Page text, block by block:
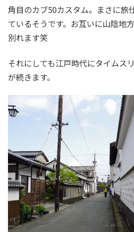
角目のカブ50カスタム。まさに旅
ているそうです。お互いに山陰地
別れます笑
それにしても江戸時代にタイムス
が続きます。